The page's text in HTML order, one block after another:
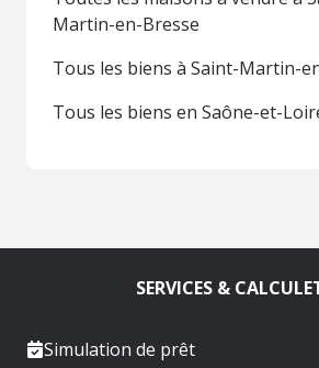
Martin-en-Bresse
Tous les biens à Saint-Martin-
Tous les biens en Saône-et-
SERVICES &
Simulation de prêt